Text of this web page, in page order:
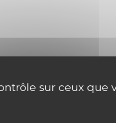
sur ceux que